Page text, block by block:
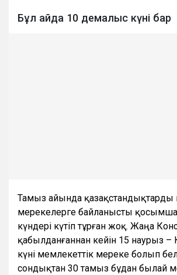
Бұл айда 10 демалыс күні бар
Тамыз айында қазақстандықтарды
мерекелерге байланысты
күндері күтіп тұрған жоқ. Жаңа
қабылданғаннан кейін 15 наурыз –
күні мемлекеттік мереке болып
сондықтан 30 тамыз бұдан былай